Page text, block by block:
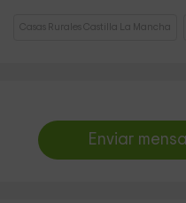
Casas Rurales Castilla La Mancha
Enviar